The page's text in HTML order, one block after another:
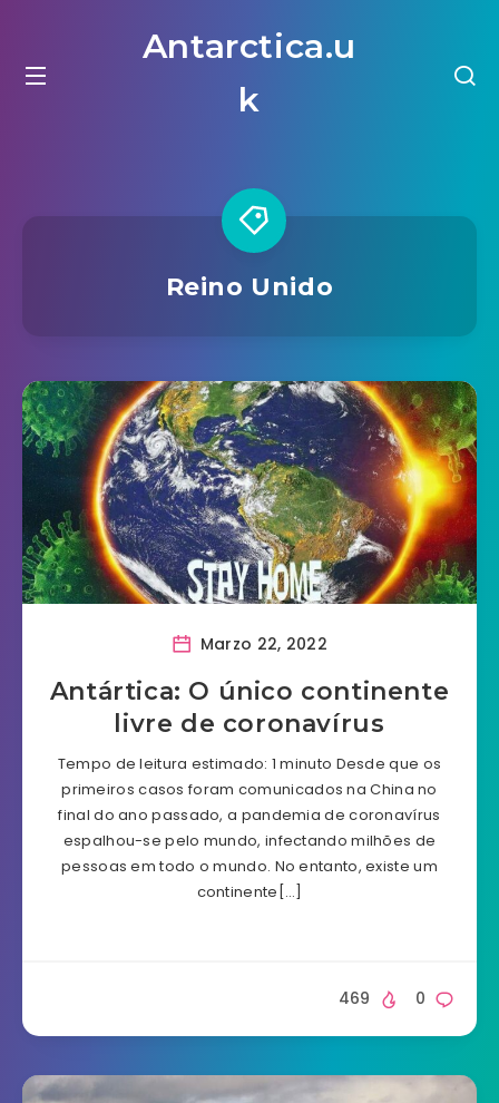
Antarctica.u
k
Reino Unido
Marzo 22, 2022
Antártica: O único continente
livre de coronavírus
Tempo de leitura estimado: 1 minuto Desde que os
primeiros casos foram comunicados na China no
final do ano passado, a pandemia de coronavírus
espalhou-se pelo mundo, infectando milhões de
pessoas em todo o mundo. No entanto, existe um
continente[…]
0
469